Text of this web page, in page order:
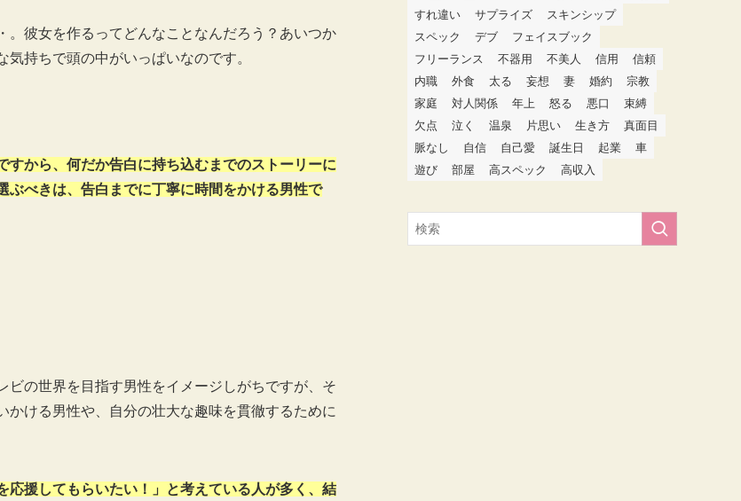
彼女を作るってどんなことなんだろう？あいつか
持ちで頭の中がいっぱいなのです。
から、何だか告白に持ち込むまでのストーリーに
べきは、告白までに丁寧に時間をかける男性で
の世界を目指す男性をイメージしがちですが、そ
ける男性や、自分の壮大な趣味を貫徹するために
応援してもらいたい！」と考えている人が多く、結
すれ違い
サプライズ
スキンシップ
スペック
デブ
フェイスブック
フリーランス
不器用 不美人 信用
信頼
内職
外食 太る 妄想 妻 婚約
宗教
家庭
対人関係 年上 怒る 悪口
束縛
欠点
泣く 温泉 片思い 生き方
真面目
脈なし
自信 自己愛 誕生日 起業
車
遊び
部屋 高スペック 高収入